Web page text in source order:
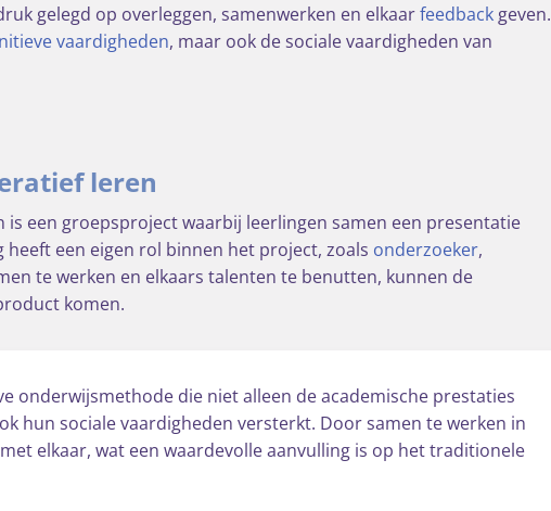
gelegd op overleggen, samenwerken en elkaarfeedback geven.
vaardigheden, maar ook de sociale vaardigheden van
leren
is een groepsproject waarbij leerlingen samen een presentatie
heeft een eigen rol binnen het project, zoals onderzoeker,
te werken en elkaars talenten te benutten, kunnen de
komen.
onderwijsmethode die niet alleen de academische prestaties
hun sociale vaardigheden versterkt. Door samen te werken in
elkaar, wat een waardevolle aanvulling is op het traditionele